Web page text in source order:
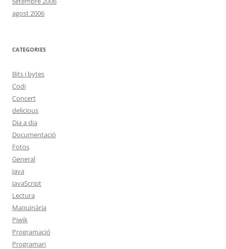
agost 2006
CATEGORIES
Bits i bytes
Codi
Concert
delicious
Dia a dia
Documentació
Fotos
General
Java
JavaScript
Lectura
Maquinària
Piwik
Programació
Programari